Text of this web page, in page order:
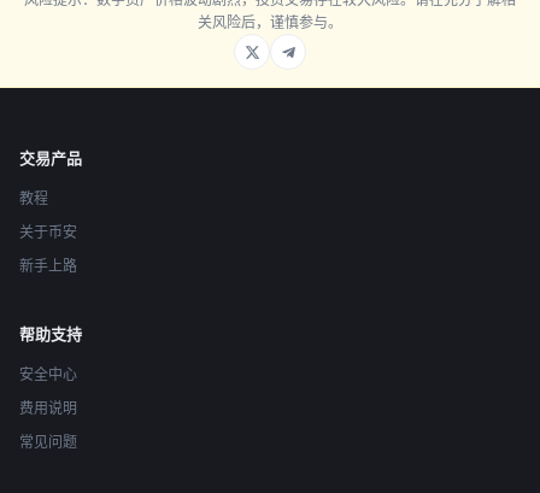
关风险后，谨慎参与。
交易产品
教程
关于币安
新手上路
帮助支持
安全中心
费用说明
常见问题